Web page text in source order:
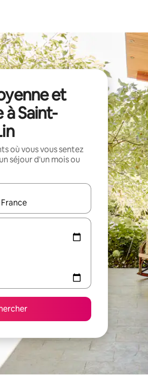
et
à Saint-
où vous vous sentez
séjour d'un mois ou
utilisez les flèches vers le haut et